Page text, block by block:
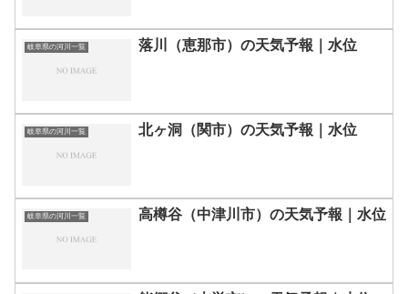
岐阜県の河川一覧 落川（恵那市）の天気予報｜水位
岐阜県の河川一覧 北ヶ洞（関市）の天気予報｜水位
岐阜県の河川一覧 高樽谷（中津川市）の天気予報｜水位